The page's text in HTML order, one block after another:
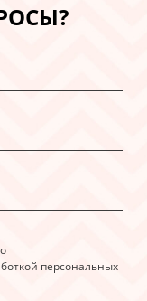
персональных